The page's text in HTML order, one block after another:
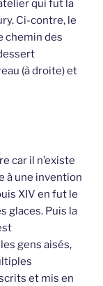
qui fut la
Ci-contre, le
chemin des
(à droite) et
car il n’existe
à une invention
XIV en fut le
glaces. Puis la
gens aisés,
et mis en